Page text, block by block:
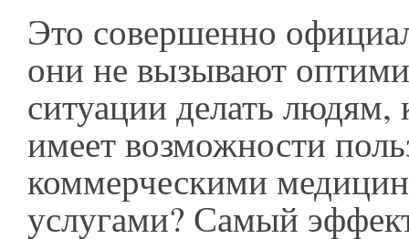
Это совершенно
они не вызывают
ситуации делать людям,
имеет возможности
коммерческими
услугами? Самый